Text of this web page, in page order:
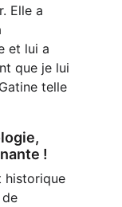
Elle a
et lui a
que je lui
telle
!
historique